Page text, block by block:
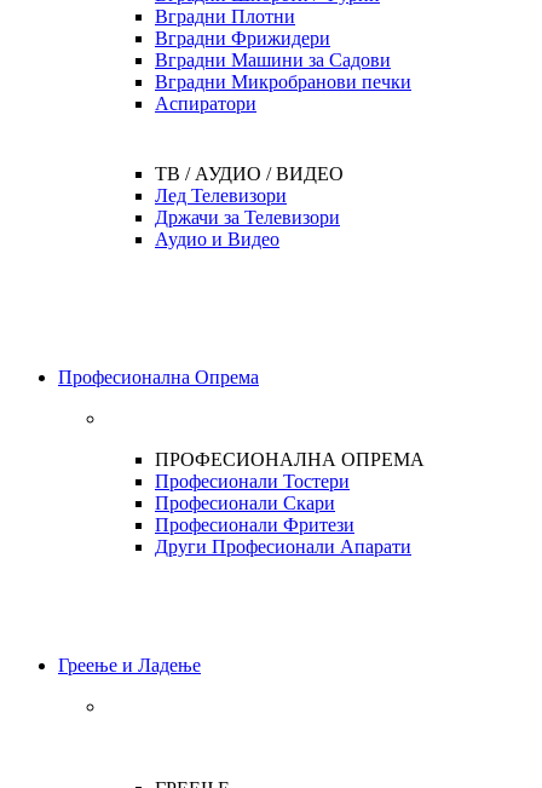
Вградни Плотни
Вградни Фрижидери
Вградни Машини за Садови
Вградни Микробранови печки
Аспиратори
ТВ / АУДИО / ВИДЕО
Лед Телевизори
Држачи за Телевизори
Аудио и Видео
Професионална Опрема
ПРОФЕСИОНАЛНА ОПРЕМА
Професионали Тостери
Професионали Скари
Професионали Фритези
Други Професионали Апарати
Греење и Ладење